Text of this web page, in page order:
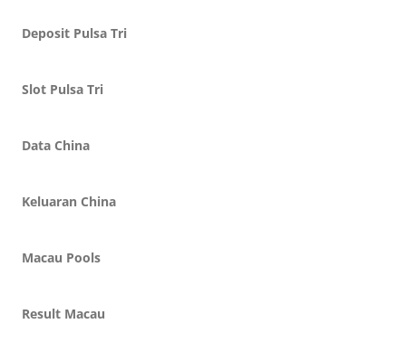
Deposit Pulsa Tri
Slot Pulsa Tri
Data China
Keluaran China
Macau Pools
Result Macau